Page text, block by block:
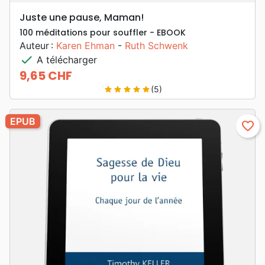
Juste une pause, Maman!
100 méditations pour souffler - EBOOK
Auteur : Karen Ehman - Ruth Schwenk
check A télécharger
Prix
9,65 CHF
star star star star star(5)
EPUB favorite_border